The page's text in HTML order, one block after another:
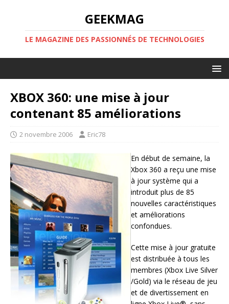
GEEKMAG
LE MAGAZINE DES PASSIONNÉS DE TECHNOLOGIES
XBOX 360: une mise à jour
contenant 85 améliorations
2 novembre 2006 Eric78
En début de semaine, la
Xbox 360 a reçu une mise
à jour système qui a
introduit plus de 85
nouvelles caractéristiques
et améliorations
confondues.
Cette mise à jour gratuite
est distribuée à tous les
membres (Xbox Live Silver
/Gold) via le réseau de jeu
et de divertissement en